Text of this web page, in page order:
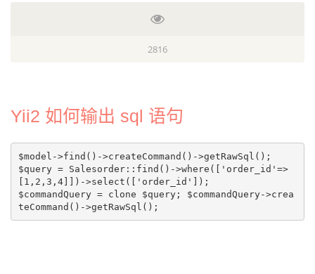
2816
Yii2 如何输出 sql 语句
$model->find()->createCommand()->getRawSql();
$query = Salesorder::find()->where(['order_id'=>
[1,2,3,4]])->select(['order_id']);
$commandQuery = clone $query; $commandQuery->crea
teCommand()->getRawSql();